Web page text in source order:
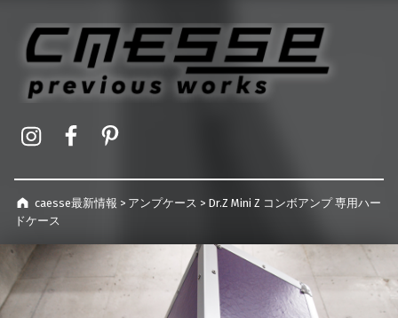
caesse最新情報 > アンプケース > Dr.Z Mini Z コンボアンプ 専用ハー
ドケース